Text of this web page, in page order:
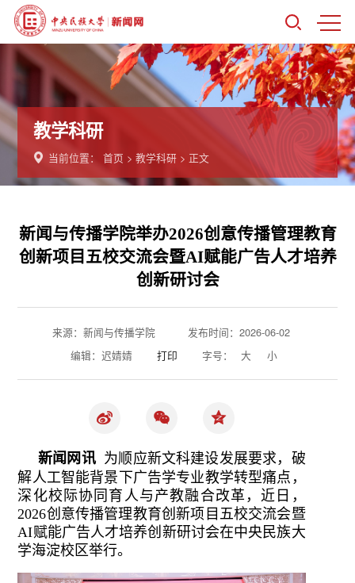
教学科研
当前位置：首页 >教学科研 > 正文
新闻与传播学院举办2026创意传播管理教育
创新项目五校交流会暨AI赋能广告人才培养
创新研讨会
来源：新闻与传播学院
发布时间：2026-06-02
编辑：迟婧婧
打印 字号： 大 小
新闻网讯为顺应新文科建设发展要求，破
解人工智能背景下广告学专业教学转型痛点，
深化校际协同育人与产教融合改革，近日，
2026创意传播管理教育创新项目五校交流会暨
AI赋能广告人才培养创新研讨会在中央民族大
学海淀校区举行。